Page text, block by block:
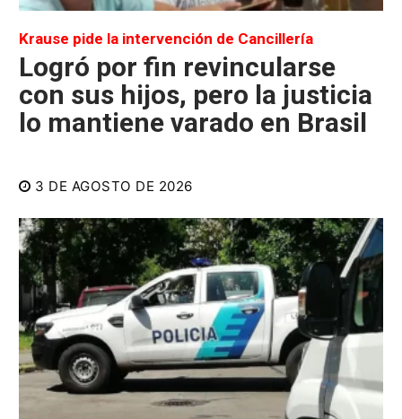
Krause pide la intervención de Cancillería
Logró por fin revincularse
con sus hijos, pero la justicia
lo mantiene varado en Brasil
3 DE AGOSTO DE 2026